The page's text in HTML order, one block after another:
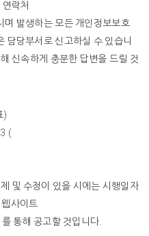
연락처
며 발생하는 모든 개인정보보호
담당부서로 신고하실 수 있습니
신속하게 충분한 답변을 드릴 것
)
(
및 수정이 있을 시에는 시행일자
웹사이트
를 통해 공고할 것입니다